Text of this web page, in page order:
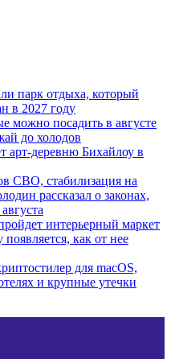
парк отдыха, который
в 2027 году
можно посадить в августе
до холодов
арт-деревню Бихайлоу в
СВО, стабилизация на
рассказал о законах,
интерьерный маркет
как от нее
для macOS,
и крупные утечки